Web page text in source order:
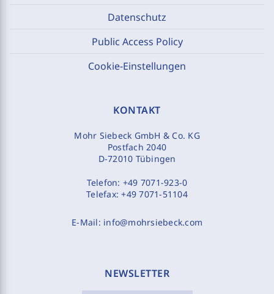
Datenschutz
Public Access Policy
Cookie-Einstellungen
KONTAKT
Mohr Siebeck GmbH & Co. KG
Postfach 2040
D-72010 Tübingen
Telefon: +49 7071-923-0
Telefax:+49 7071-51104
E-Mail: info@mohrsiebeck.com
NEWSLETTER